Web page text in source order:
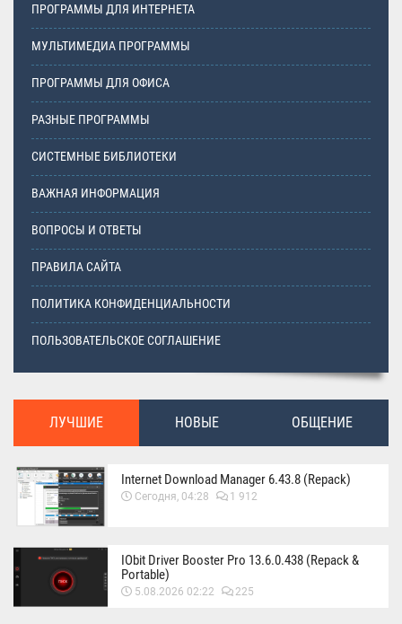
ПРОГРАММЫ ДЛЯ ИНТЕРНЕТА
МУЛЬТИМЕДИА ПРОГРАММЫ
ПРОГРАММЫ ДЛЯ ОФИСА
РАЗНЫЕ ПРОГРАММЫ
СИСТЕМНЫЕ БИБЛИОТЕКИ
ВАЖНАЯ ИНФОРМАЦИЯ
ВОПРОСЫ И ОТВЕТЫ
ПРАВИЛА САЙТА
ПОЛИТИКА КОНФИДЕНЦИАЛЬНОСТИ
ПОЛЬЗОВАТЕЛЬСКОЕ СОГЛАШЕНИЕ
ЛУЧШИЕ НОВЫЕ ОБЩЕНИЕ
Internet Download Manager 6.43.8 (Repack)
Сегодня, 04:28 1 912
IObit Driver Booster Pro 13.6.0.438 (Repack &
Portable)
5.08.2026 02:22 225